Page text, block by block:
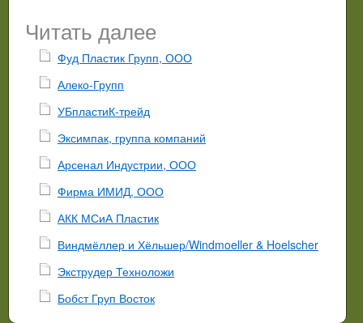
Читать далее
Фуд Пластик Групп, ООО
Алеко-Групп
УБпластиК-трейд
Эксимпак, группа компаний
Арсенал Индустрии, ООО
Фирма ИМИД, ООО
АКК МСиА Пластик
Виндмёллер и Хёльшер/Windmoeller & Hoelscher
Экструдер Техноложи
Бобст Груп Восток